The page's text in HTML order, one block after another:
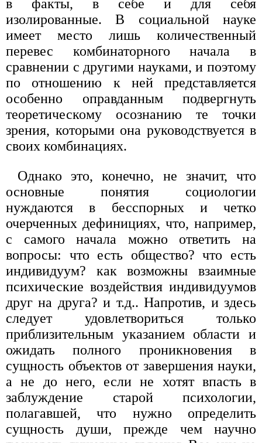
в факты, в себе и для себя
изолированные. В социальной науке
имеет место лишь количественный
перевес комбинаторного начала в
сравнении с другими науками, и поэтому
по отношению к ней представляется
особенно оправданным подвергнуть
теоретическому осознанию те точки
зрения, которыми она руководствуется в
своих комбинациях.
Однако это, конечно, не значит, что
основные понятия социологии
нуждаются в бесспорных и четко
очерченных дефинициях, что, например,
с самого начала можно ответить на
вопросы: что есть общество? что есть
индивидуум? как возможны взаимные
психические воздействия индивидуумов
друг на друга? и т.д.. Напротив, и здесь
следует удовлетвориться только
приблизительным указанием области и
ожидать полного проникновения в
сущность объектов от завершения науки,
а не до него, если не хотят впасть в
заблуждение старой психологии,
полагавшей, что нужно определить
сущность души, прежде чем научно